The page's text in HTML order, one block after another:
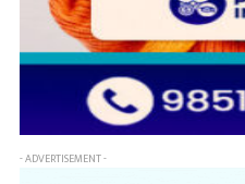
- ADVERTISEMENT -